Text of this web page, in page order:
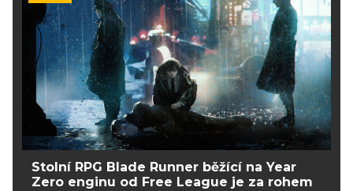
Stolní RPG Blade Runner běžící na Year
Zero enginu od Free League je za rohem